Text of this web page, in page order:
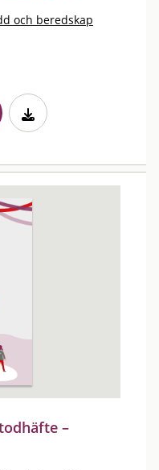
och beredskap
–